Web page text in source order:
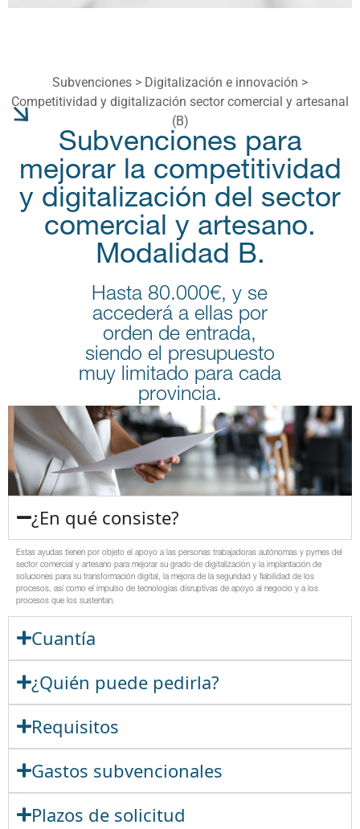
Subvenciones > Digitalización e innovación >
Competitividad y digitalización sector comercial y artesanal
(B)
Subvenciones para
mejorar la competitividad
y digitalización del sector
comercial y artesano.
Modalidad B.
Hasta 80.000€, y se
accederá a ellas por
orden de entrada,
siendo el presupuesto
muy limitado para cada
provincia.
¿En qué consiste?
Estas ayudas tienen por objeto el apoyo a las personas trabajadoras autónomas y pymes del
sector comercial y artesano para mejorar su grado de digitalización y la implantación de
soluciones para su transformación digital, la mejora de la seguridad y fiabilidad de los
procesos, así como el impulso de tecnologías disruptivas de apoyo al negocio y a los
procesos que los sustentan.
Cuantía
¿Quién puede pedirla?
Requisitos
Gastos subvencionales
Plazos de solicitud